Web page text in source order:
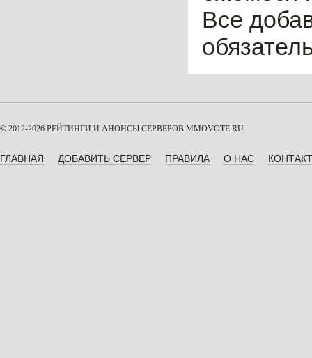
Все
© 2012-2026 РЕЙТИНГИ И АНОНСЫ СЕРВЕРОВ MMOVOTE.RU
ГЛАВНАЯ ДОБАВИТЬ СЕРВЕР ПРАВИЛА О НАС